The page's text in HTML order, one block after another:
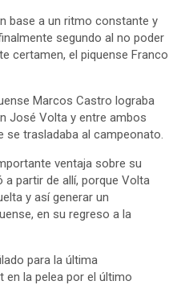
base a un ritmo constante y
segundo al no poder
certamen, el piquense Franco
Marcos Castro lograba
José Volta y entre ambos
se trasladaba al campeonato.
ventaja sobre su
partir de allí, porque Volta
y así generar un
en su regreso a la
para la última
la pelea por el último